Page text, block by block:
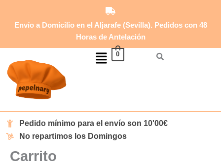
contenidoEnvío a Domicilio en el Aljarafe (Sevilla). Pedidos con 48
Horas de Antelación
Menú
0
Pedido mínimo para el envío son 10'00€
No repartimos los Domingos
Carrito